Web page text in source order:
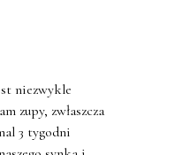
niezwykle
zupy, zwłaszcza
3 tygodni